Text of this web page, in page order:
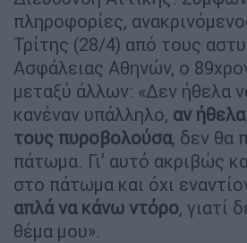
πληροφορίες,
Τρίτης (28/4) από τους
Ασφάλειας Αθηνών, ο
μεταξύ άλλων: «Δεν ήθελα
κανέναν υπάλληλο, αν
τους πυροβολούσα, δεν θα
πάτωμα. Γι’ αυτό ακριβώς
στο πάτωμα και όχι
απλά να κάνω ντόρο, γιατί
θέμα μου».